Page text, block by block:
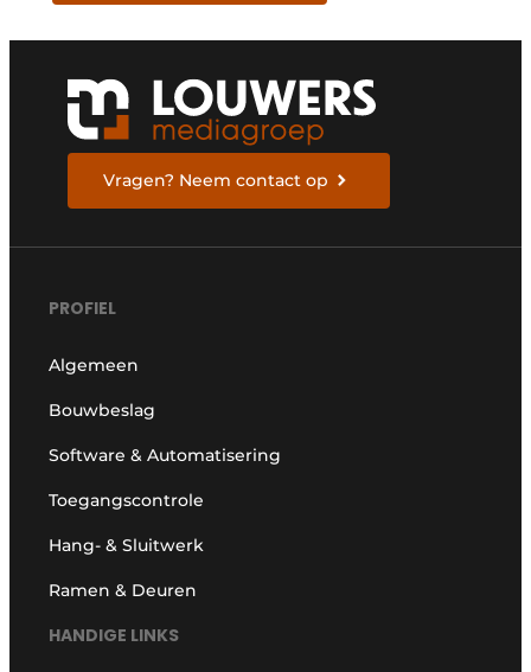
Vragen? Neem contact op
PROFIEL
Algemeen
Bouwbeslag
Software & Automatisering
Toegangscontrole
Hang- & Sluitwerk
Ramen & Deuren
HANDIGE LINKS